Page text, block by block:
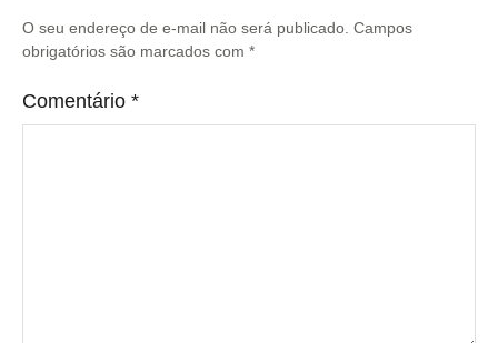
O seu endereço de e-mail não será publicado. Campos
obrigatórios são marcados com *
Comentário *